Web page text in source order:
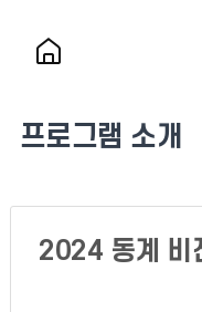
프로그램 소개
2024 동계 비